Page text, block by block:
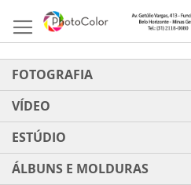
para
o
FOTOGRAFIA
VÍDEO
ESTÚDIO
ÁLBUNS E MOLDURAS